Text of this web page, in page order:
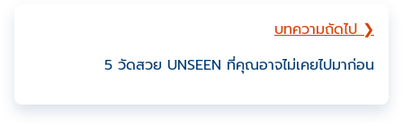
บทความถัดไป ❯
5 วัดสวย UNSEEN ที่คุณอาจไม่เคยไปมาก่อน